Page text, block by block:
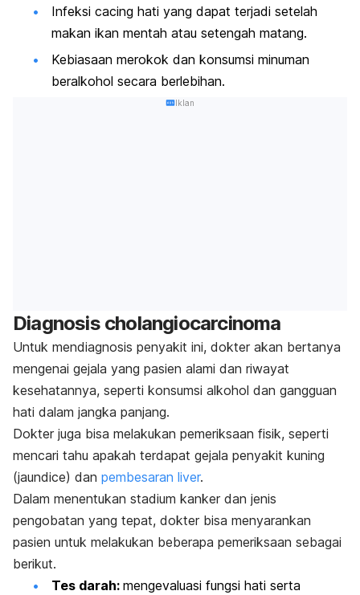
Infeksi cacing hati yang dapat terjadi setelah
makan ikan mentah atau setengah matang.
Kebiasaan merokok dan konsumsi minuman
beralkohol secara berlebihan.
Iklan
Diagnosis cholangiocarcinoma
Untuk mendiagnosis penyakit ini, dokter akan bertanya
mengenai gejala yang pasien alami dan riwayat
kesehatannya, seperti konsumsi alkohol dan gangguan
hati dalam jangka panjang.
Dokter juga bisa melakukan pemeriksaan fisik, seperti
mencari tahu apakah terdapat gejala penyakit kuning
(jaundice) dan pembesaran liver.
Dalam menentukan stadium kanker dan jenis
pengobatan yang tepat, dokter bisa menyarankan
pasien untuk melakukan beberapa pemeriksaan sebagai
berikut.
Tes darah: mengevaluasi fungsi hati serta